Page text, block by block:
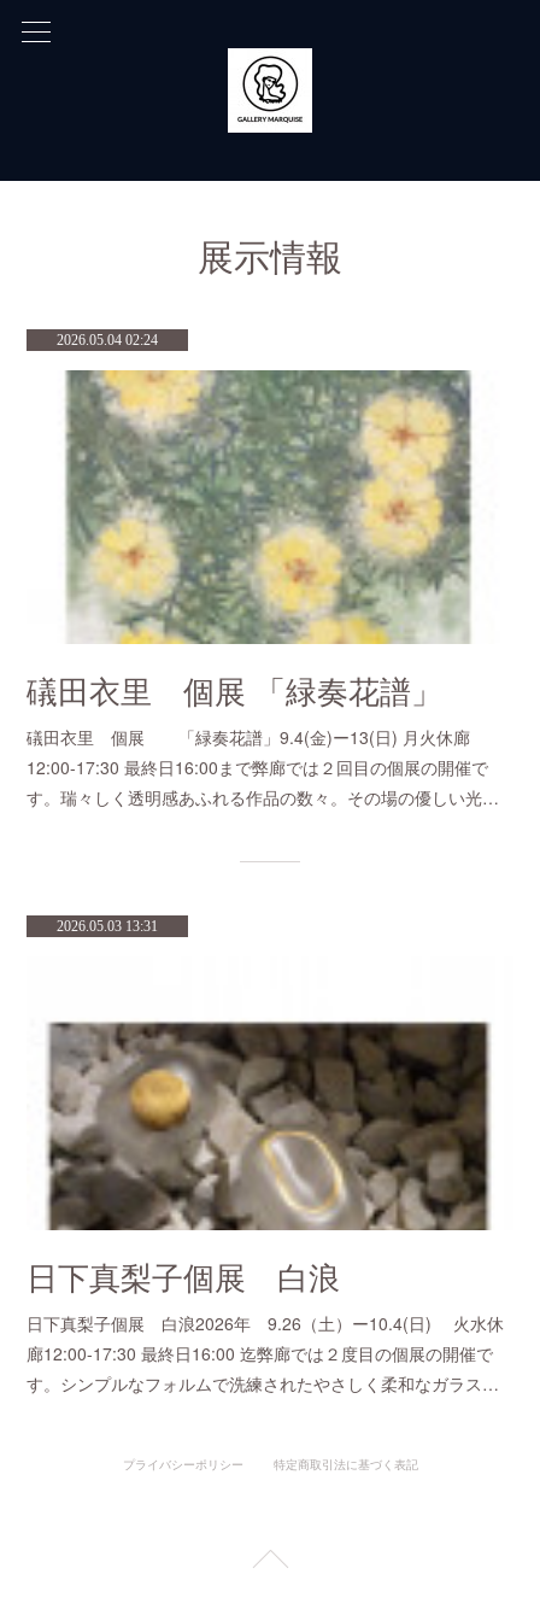
展示情報
2026.05.04 02:24
礒田衣里 個展 「緑奏花譜」
礒田衣里 個展 「緑奏花譜」9.4(金)ー13(日) 月火休廊
12:00-17:30 最終日16:00まで弊廊では２回目の個展の開催で
す。瑞々しく透明感あふれる作品の数々。その場の優しい光…
2026.05.03 13:31
日下真梨子個展 白浪
日下真梨子個展 白浪2026年 9.26（土）ー10.4(日) 火水休
廊12:00-17:30 最終日16:00 迄弊廊では２度目の個展の開催で
す。シンプルなフォルムで洗練されたやさしく柔和なガラス…
プライバシーポリシー 特定商取引法に基づく表記